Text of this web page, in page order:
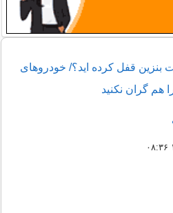
بنزین قفل کرده اید؟/ خودروهای
هم گران نکنید